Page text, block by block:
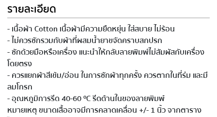
รายละเอียด
- เนื้อผ้า Cotton เนื้อผ้ามีความยืดหยุ่น ใส่สบาย ไม่ร้อน
- ไม่ควรซักรวมกับผ้าที่ผสมน้ำยาขจัดคราบสกปรก
- ซักด้วยมือหรือเครื่อง แนะนำให้กลับลายพิมพ์ไม่สัมผัสกับเครื่อง
โดยตรง
- ควรแยกผ้าสีเข้ม/อ่อน ในการซักผ้าทุกครั้ง ควรตากในที่ร่ม และมี
ลมโกรก
- อุณหภูมิการรีด 40-60 ºC รีดด้านในของลายพิมพ์
หมายเหตุ ขนาดเสื้ออาจมีการคลาดเคลื่อน +/- 1 นิ้ว จากตาราง